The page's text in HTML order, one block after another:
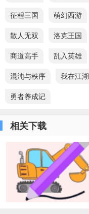
征程三国 萌幻西游
散人无双 洛克王国
商道高手 乱入英雄
混沌与秩序 我在江湖
勇者养成记
相关下载